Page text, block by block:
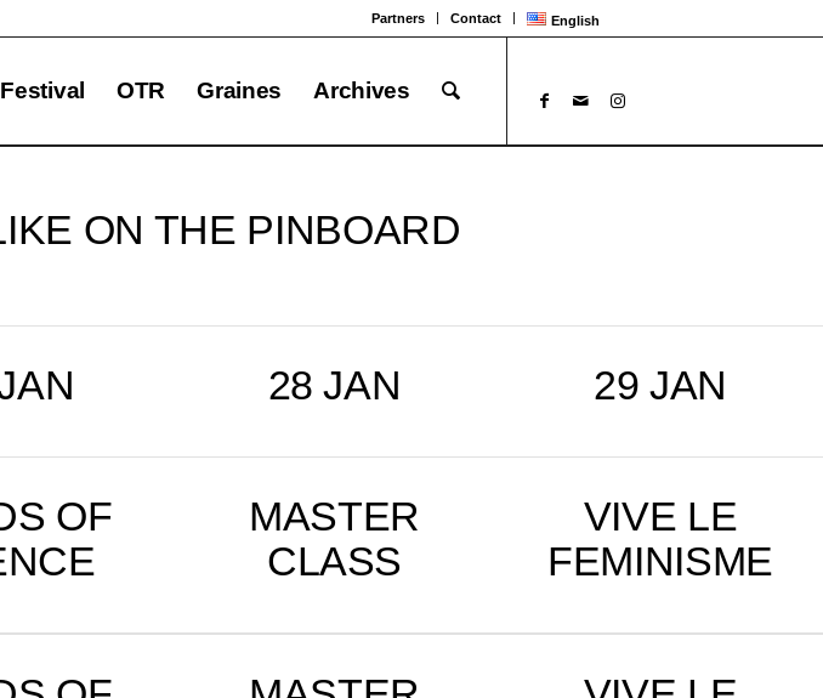
Partners Contact English
Festival OTR Graines Archives
ON THE PINBOARD
28 JAN 29 JAN
OF
MASTER
CLASS
VIVE LE
FEMINISME